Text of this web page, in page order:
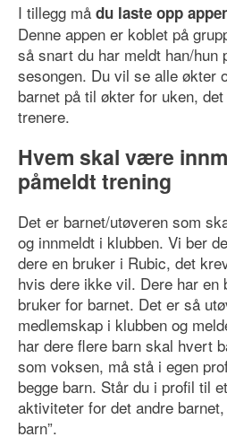
I tillegg må du laste opp
Denne appen er koblet på
så snart du har meldt han/hun
sesongen. Du vil se alle økter
barnet på til økter for uken,
trenere.
Hvem skal være
påmeldt trening
Det er barnet/utøveren som
og innmeldt i klubben. Vi ber
dere en bruker i Rubic, det
hvis dere ikke vil. Dere har en
bruker for barnet. Det er så
medlemskap i klubben og
har dere flere barn skal hvert
som voksen, må stå i egen
begge barn. Står du i profil til
aktiviteter for det andre
barn”.